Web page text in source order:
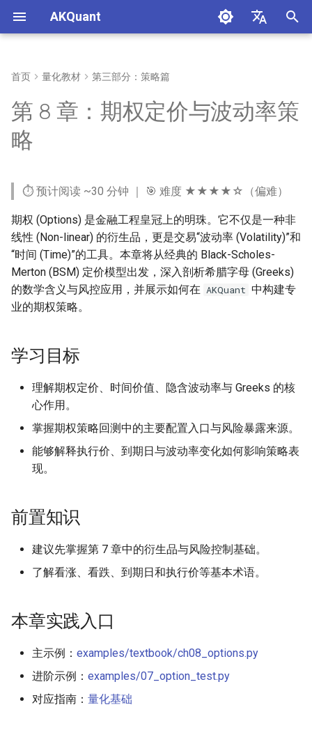
AKQuant
在
始
化
引
搭建
第2章：量化编程基础
第3章：金融数据获取与处理
第5章：策略开发实战
前置知识
快速运行与验收
8.0 AKQuant 中国期权配置速
览
8.1 期权基础与定价理论
(Pricing Theory)
8.1.2 Black-Scholes-Merton
(BSM) 模型
8.2.1 Delta (\(\Delta\))：方
向风险
(\Gamma\))：凸性风险
8.2.3 Theta (\(\Theta\))：时
间衰减
风险
8.3 波动率曲面 (Volatility
Surface)
8.3.1 隐含波动率 (Implied
指标
第11章：参数优化与稳健性检
第12章：机器学习在量化中的
应用
第13章：策略可视化与报表分
析
第14章：高性能因子挖掘与表
达式引擎
系与应用
附录 B：引用、许可与勘误
首页 量化教材 第三部分：策略篇
第 8 章：期权定价与波动率策
略
⏱️ 预计阅读 ~30 分钟 ｜ 🎯 难度 ★★★★☆（偏难）
期权 (Options) 是金融工程皇冠上的明珠。它不仅是一种非
线性 (Non-linear) 的衍生品，更是交易“波动率 (Volatility)”和
“时间 (Time)”的工具。本章将从经典的 Black-Scholes-
Merton (BSM) 定价模型出发，深入剖析希腊字母 (Greeks)
的数学含义与风控应用，并展示如何在 AKQuant 中构建专
业的期权策略。
学习目标
理解期权定价、时间价值、隐含波动率与 Greeks 的核
心作用。
掌握期权策略回测中的主要配置入口与风险暴露来源。
能够解释执行价、到期日与波动率变化如何影响策略表
现。
前置知识
建议先掌握第 7 章中的衍生品与风险控制基础。
了解看涨、看跌、到期日和执行价等基本术语。
本章实践入口
主示例： examples/textbook/ch08_options.py
进阶示例： examples/07_option_test.py
对应指南： 量化基础